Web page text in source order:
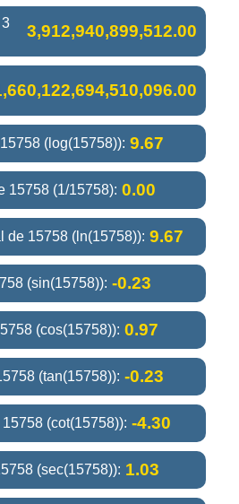
3,912,940,899,512.00
(log(15758)): 9.67
15758 (1/15758): 0.00
de 15758 (ln(15758)): 9.67
(sin(15758)): -0.23
(cos(15758)): 0.97
(tan(15758)): -0.23
(cot(15758)): -4.30
(sec(15758)): 1.03